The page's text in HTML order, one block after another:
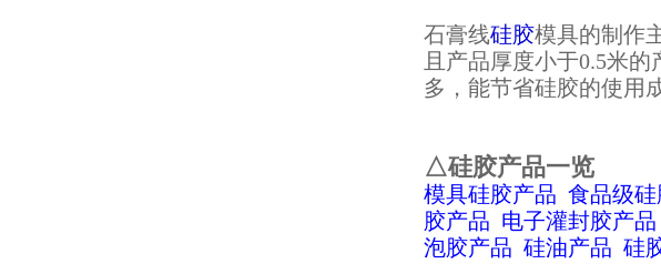
石膏线硅胶模具的制作
且产品厚度小于0.5米
多，能节省硅胶的使用
△硅胶产品一览
模具硅胶产品 食品级
胶产品 电子灌封胶产品
泡胶产品 硅油产品 硅